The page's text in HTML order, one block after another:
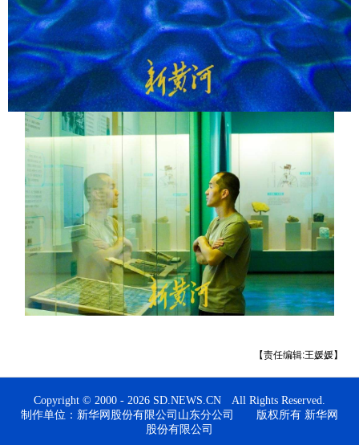
【责任编辑:王媛媛】
Copyright © 2000 - 2026 SD.NEWS.CN All Rights Reserved.
制作单位：新华网股份有限公司山东分公司 版权所有 新华网
股份有限公司